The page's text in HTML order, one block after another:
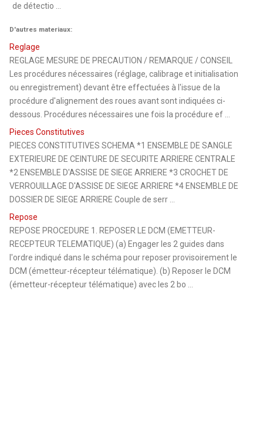
de détectio ...
D'autres materiaux:
Reglage
REGLAGE MESURE DE PRECAUTION / REMARQUE / CONSEIL
Les procédures nécessaires (réglage, calibrage et initialisation
ou enregistrement) devant être effectuées à l'issue de la
procédure d'alignement des roues avant sont indiquées ci-
dessous. Procédures nécessaires une fois la procédure ef ...
Pieces Constitutives
PIECES CONSTITUTIVES SCHEMA *1 ENSEMBLE DE SANGLE
EXTERIEURE DE CEINTURE DE SECURITE ARRIERE CENTRALE
*2 ENSEMBLE D'ASSISE DE SIEGE ARRIERE *3 CROCHET DE
VERROUILLAGE D'ASSISE DE SIEGE ARRIERE *4 ENSEMBLE DE
DOSSIER DE SIEGE ARRIERE Couple de serr ...
Repose
REPOSE PROCEDURE 1. REPOSER LE DCM (EMETTEUR-
RECEPTEUR TELEMATIQUE) (a) Engager les 2 guides dans
l'ordre indiqué dans le schéma pour reposer provisoirement le
DCM (émetteur-récepteur télématique). (b) Reposer le DCM
(émetteur-récepteur télématique) avec les 2 bo ...